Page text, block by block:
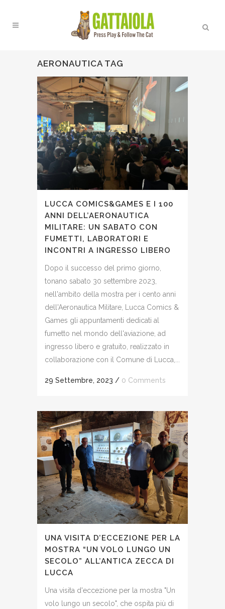
AERONAUTICA TAG
LUCCA COMICS&GAMES E I 100
ANNI DELL’AERONAUTICA
MILITARE: UN SABATO CON
FUMETTI, LABORATORI E
INCONTRI A INGRESSO LIBERO
Dopo il successo del primo giorno,
tonano sabato 30 settembre 2023,
nell'ambito della mostra per i cento anni
dell'Aeronautica Militare, Lucca Comics &
Games gli appuntamenti dedicati al
fumetto nel mondo dell'aviazione, ad
ingresso libero e gratuito, realizzato in
collaborazione con il Comune di Lucca,...
29 Settembre, 2023 / 0 Comments
UNA VISITA D’ECCEZIONE PER LA
MOSTRA “UN VOLO LUNGO UN
SECOLO” ALL’ANTICA ZECCA DI
LUCCA
Una visita d'eccezione per la mostra "Un
volo lungo un secolo", che ospita più di